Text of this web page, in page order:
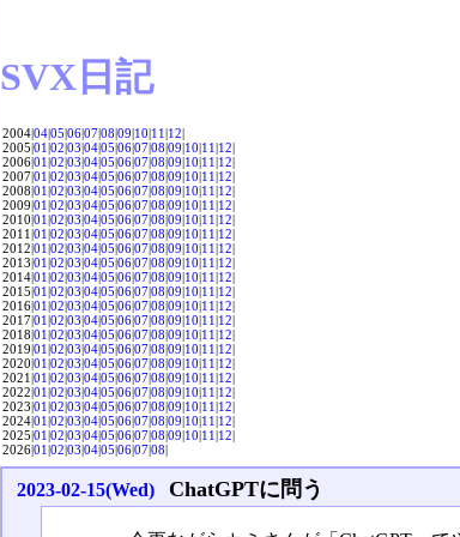
SVX日記
2004|04|05|06|07|08|09|10|11|12|
2005|01|02|03|04|05|06|07|08|09|10|11|12|
2006|01|02|03|04|05|06|07|08|09|10|11|12|
2007|01|02|03|04|05|06|07|08|09|10|11|12|
2008|01|02|03|04|05|06|07|08|09|10|11|12|
2009|01|02|03|04|05|06|07|08|09|10|11|12|
2010|01|02|03|04|05|06|07|08|09|10|11|12|
2011|01|02|03|04|05|06|07|08|09|10|11|12|
2012|01|02|03|04|05|06|07|08|09|10|11|12|
2013|01|02|03|04|05|06|07|08|09|10|11|12|
2014|01|02|03|04|05|06|07|08|09|10|11|12|
2015|01|02|03|04|05|06|07|08|09|10|11|12|
2016|01|02|03|04|05|06|07|08|09|10|11|12|
2017|01|02|03|04|05|06|07|08|09|10|11|12|
2018|01|02|03|04|05|06|07|08|09|10|11|12|
2019|01|02|03|04|05|06|07|08|09|10|11|12|
2020|01|02|03|04|05|06|07|08|09|10|11|12|
2021|01|02|03|04|05|06|07|08|09|10|11|12|
2022|01|02|03|04|05|06|07|08|09|10|11|12|
2023|01|02|03|04|05|06|07|08|09|10|11|12|
2024|01|02|03|04|05|06|07|08|09|10|11|12|
2025|01|02|03|04|05|06|07|08|09|10|11|12|
2026|01|02|03|04|05|06|07|08|
2023-02-15(Wed) ChatGPTに問う